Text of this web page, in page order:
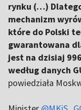
rynku (…)
mechanizm
które do Polski
gwarantowana
jest na dzisiaj
według danych
powiedziała